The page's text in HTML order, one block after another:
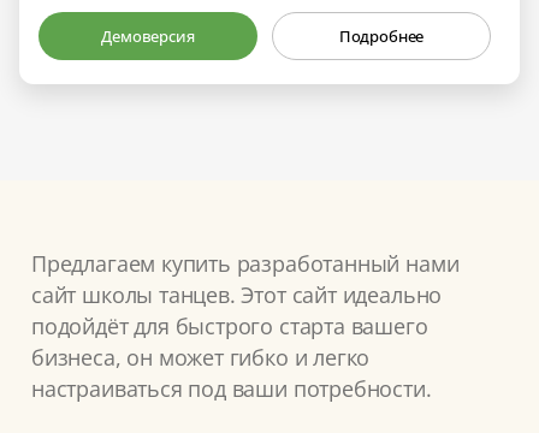
Демоверсия Подробнее
Предлагаем купить разработанный нами
сайт школы танцев. Этот сайт идеально
подойдёт для быстрого старта вашего
бизнеса, он может гибко и легко
настраиваться под ваши потребности.